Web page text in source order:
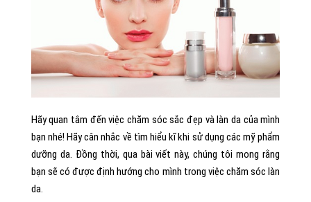
Hãy quan tâm đến việc chăm sóc sắc đẹp và làn da của mình
bạn nhé! Hãy cân nhắc về tìm hiểu kĩ khi sử dụng các mỹ phẩm
dưỡng da. Đồng thời, qua bài viết này, chúng tôi mong rằng
bạn sẽ có được định hướng cho mình trong việc chăm sóc làn
da.